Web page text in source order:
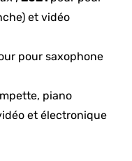
et vidéo
pour saxophone
piano
et électronique